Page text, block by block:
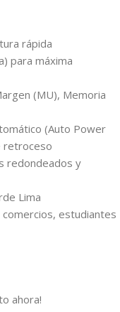
rápida
para máxima
(MU), Memoria
(Auto Power
retroceso
redondeados y
Lima
comercios, estudiantes
ahora!